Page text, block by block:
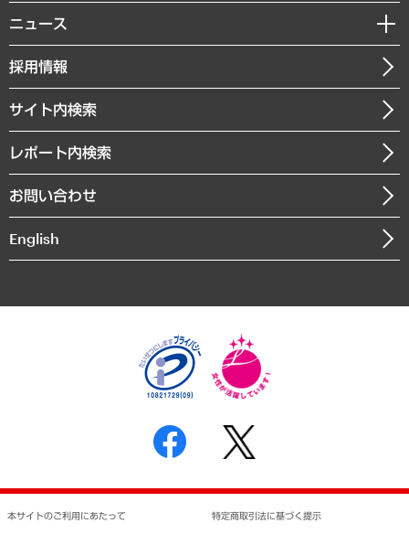
共生・ダイバーシティ
GRC（ガバナンス・リスク・コンプライアンス）・防災（政策）
経済・産業・雇用・労働
まちづくり・観光・交通・スポーツ・スマートシティ
自然資源・農林水産業・食料システム
経営用語集
受託・受注実績（官公庁関連）
メディア掲載・出演
受託案件情報
私たちの想い
社長メッセージ
会社概要
沿革
組織図・本部部室紹介
インドネシア現地法人
個人情報保護方針
反社会的勢力に対する基本方針
書面による個人情報の開示等の請求の手続きについて
ニュース
ニュースリリース
お知らせ
採用情報
サイト内検索
レポート内検索
お問い合わせ
English
本サイトのご利用にあたって 特定商取引法に基づく提示